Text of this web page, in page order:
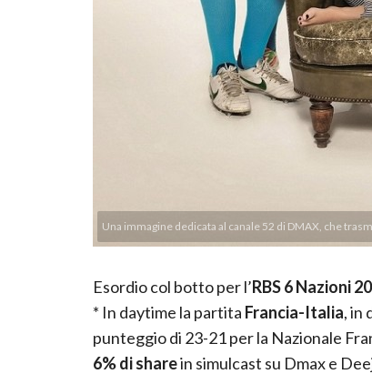
Una immagine dedicata al canale 52 di DMAX, che
Esordio col botto per l’RBS 6 Nazioni
* In daytime la partita Francia-Italia, in
punteggio di 23-21 per la Nazionale
6% di sharein simulcast su Dmax e